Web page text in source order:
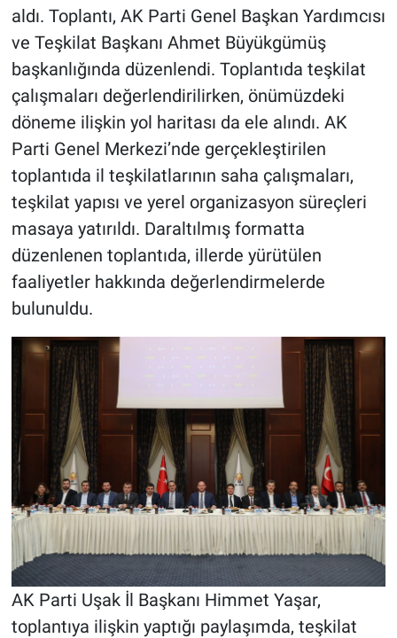
aldı. Toplantı, AK Parti Genel Başkan Yardımcısı
ve Teşkilat Başkanı Ahmet Büyükgümüş
başkanlığında düzenlendi. Toplantıda teşkilat
çalışmaları değerlendirilirken, önümüzdeki
döneme ilişkin yol haritası da ele alındı. AK
Parti Genel Merkezi’nde gerçekleştirilen
toplantıda il teşkilatlarının saha çalışmaları,
teşkilat yapısı ve yerel organizasyon süreçleri
masaya yatırıldı. Daraltılmış formatta
düzenlenen toplantıda, illerde yürütülen
faaliyetler hakkında değerlendirmelerde
bulunuldu.
AK Parti Uşak İl Başkanı Himmet Yaşar,
toplantıya ilişkin yaptığı paylaşımda, teşkilat